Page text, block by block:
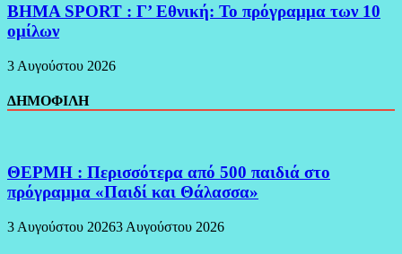
BHMA SPORT : Γ’ Εθνική: Το πρόγραμμα των 10
ομίλων
3 Αυγούστου 2026
ΔΗΜΟΦΙΛΗ
ΘΕΡΜΗ : Περισσότερα από 500 παιδιά στο
πρόγραμμα «Παιδί και Θάλασσα»
3 Αυγούστου 20263 Αυγούστου 2026